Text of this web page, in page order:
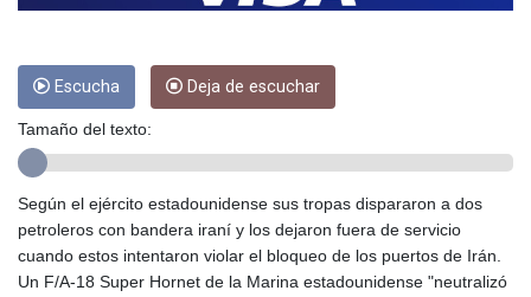
DZD 153.450895
ETB 186.142082
FJD 2.552746
GGP 0.856878
GHS 13.556292
GIP 0.856878
GMD 84.787876
Escucha Deja de escuchar
Tamaño del texto:
Según el ejército estadounidense sus tropas dispararon a dos
petroleros con bandera iraní y los dejaron fuera de servicio
cuando estos intentaron violar el bloqueo de los puertos de Irán.
Un F/A-18 Super Hornet de la Marina estadounidense "neutralizó